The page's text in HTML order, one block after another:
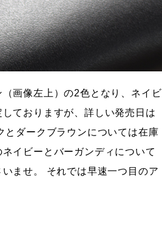
画像左上）の2色となり、ネイビ
ておりますが、詳しい発売日は
とダークブラウンについては在庫
イビーとバーガンディについて
ませ。 それでは早速一つ目のア